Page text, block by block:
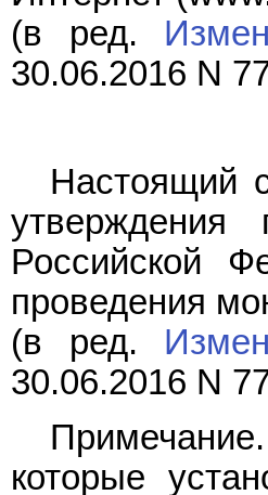
(в ред.
30.06.2016 N
Настоящий
утверждения
Российской
проведения
(в ред.
30.06.2016 N
которые